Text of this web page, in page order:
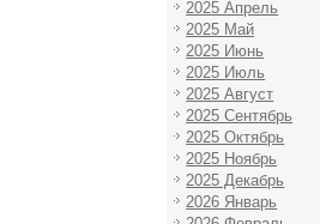
2025 Апрель
2025 Май
2025 Июнь
2025 Июль
2025 Август
2025 Сентябрь
2025 Октябрь
2025 Ноябрь
2025 Декабрь
2026 Январь